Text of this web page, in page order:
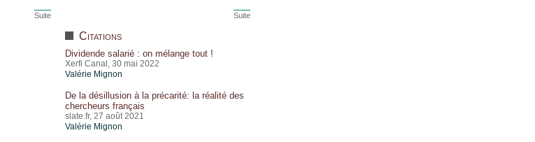
Suite Suite
Citations
Dividende salarié : on mélange tout !
Xerfi Canal, 30 mai 2022
Valérie Mignon
De la désillusion à la précarité: la réalité des
chercheurs français
slate.fr, 27 août 2021
Valérie Mignon